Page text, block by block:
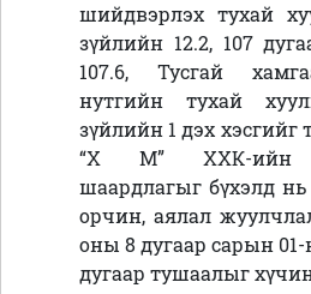
шийдвэрлэх тухай
зүйлийн 12.2, 107
107.6, Тусгай
нутгийн тухай
зүйлийн 1 дэх хэсгийг
“Х М” ХХК-
шаардлагыг бүхэлд
орчин, аялал
оны 8 дугаар сарын
дугаар тушаалыг